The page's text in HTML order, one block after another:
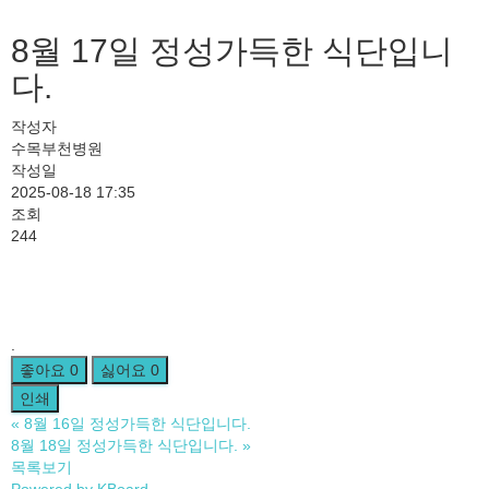
8월 17일 정성가득한 식단입니
다.
작성자
수목부천병원
작성일
2025-08-18 17:35
조회
244
좋아요 0 싫어요 0
인쇄
« 8월 16일 정성가득한 식단입니다.
8월 18일 정성가득한 식단입니다. »
목록보기